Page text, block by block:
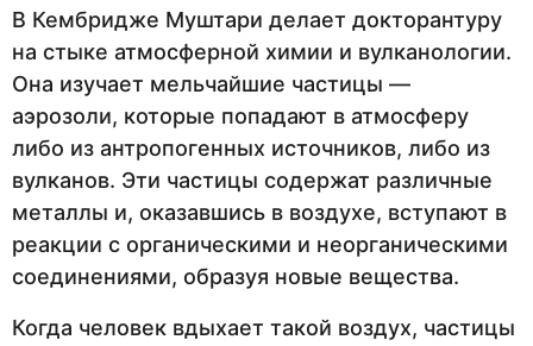
В Кембридже Муштари делает докторантуру
на стыке атмосферной химии и вулканологии.
Она изучает мельчайшие частицы —
аэрозоли, которые попадают в атмосферу
либо из антропогенных источников, либо из
вулканов. Эти частицы содержат различные
металлы и, оказавшись в воздухе, вступают в
реакции с органическими и неорганическими
соединениями, образуя новые вещества.
Когда человек вдыхает такой воздух, частицы